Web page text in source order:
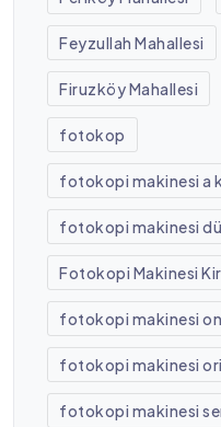
Feyzullah Mahallesi
Firuzköy Mahallesi
fotokop
fotokopi makinesi a
fotokopi makinesi
Fotokopi Makinesi
fotokopi makinesi
fotokopi makinesi
fotokopi makinesi